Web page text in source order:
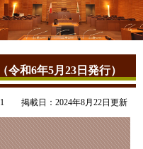
和6年5月23日発行）
掲載日：2024年8月22日更新